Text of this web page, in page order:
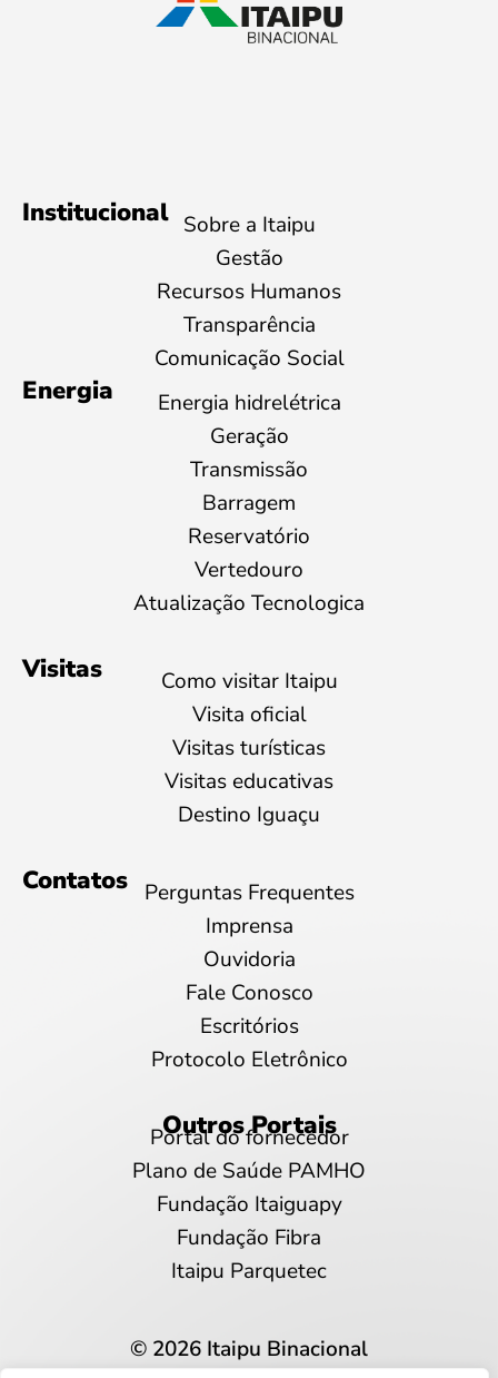
Institucional Sobre a Itaipu
Gestão
Recursos Humanos
Transparência
Comunicação Social
Energia
Energia hidrelétrica
Geração
Transmissão
Barragem
Reservatório
Vertedouro
Atualização Tecnologica
Visitas
Como visitar Itaipu
Visita oficial
Visitas turísticas
Visitas educativas
Destino Iguaçu
Contatos
Perguntas Frequentes
Imprensa
Ouvidoria
Fale Conosco
Escritórios
Protocolo Eletrônico
Outros Portais
Portal do fornecedor
Plano de Saúde PAMHO
Fundação Itaiguapy
Fundação Fibra
Itaipu Parquetec
© 2026 Itaipu Binacional